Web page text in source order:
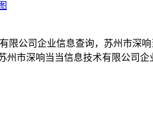
限公司企业信息查询，苏州市深
市深响当当信息技术有限公司企